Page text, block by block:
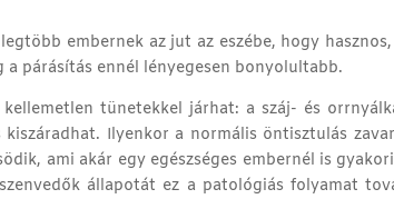
embernek az jut az eszébe, hogy
párásítás ennél lényegesen bonyolultabb.
kellemetlen tünetekkel járhat: a száj- és
kiszáradhat. Ilyenkor a normális öntisztulás
ami akár egy egészséges embernél is
állapotát ez a patológiás folyamat